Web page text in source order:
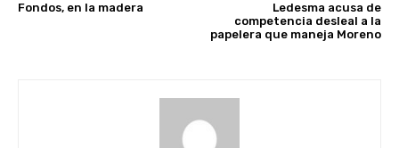
Fondos, en la madera
Ledesma acusa de
competencia desleal a la
papelera que maneja Moreno